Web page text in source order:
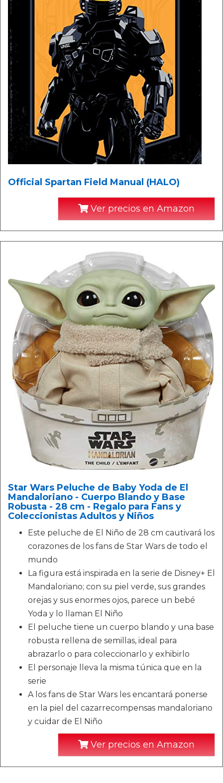
Official Spartan Field Manual (HALO)
Ver precios en Amazon
Star Wars Peluche de Baby Yoda de El
Mandaloriano - Cuerpo Blando y Base
Robusta - 28 cm - Regalo para Fans y
Coleccionistas Adultos y Niños
Este peluche de El Niño de 28 cm cautivará los
corazones de los fans de Star Wars de todo el
mundo
La figura está inspirada en la serie de Disney+ El
Mandaloriano; con su piel verde, sus grandes
orejas y sus enormes ojos, parece un bebé
Yoda y lo llaman El Niño
El peluche tiene un cuerpo blando y una base
robusta rellena de semillas, ideal para
abrazarlo o para coleccionarlo y exhibirlo
El personaje lleva la misma túnica que en la
serie
A los fans de Star Wars les encantará ponerse
en la piel del cazarrecompensas mandaloriano
y cuidar de El Niño
Ver precios en Amazon